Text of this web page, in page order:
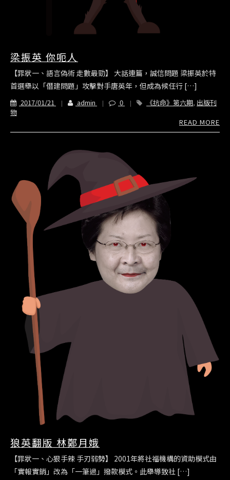
梁振英 你呃人
【罪狀一、語言偽術 走數最勁】 大話連篇，誠信問題 梁振英於特
首選舉以「僭建問題」攻擊對手唐英年，但成為候任行 […]
2017/01/21 admin 0 《抗命》第六期, 出版刊
物
READ MORE
狼英翻版 林鄭月娥
【罪狀一、心狠手辣 手刃弱勢】 2001年將社福機構的資助模式由
「實報實銷」改為「一筆過」撥款模式。此舉導致社 […]